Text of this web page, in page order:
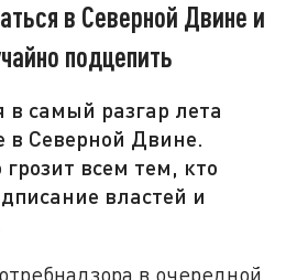
в Северной Двине и
подцепить
в самый разгар лета
в Северной Двине.
всем тем, кто
властей и
в очередной